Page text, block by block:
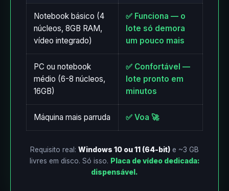
Notebook básico (4
núcleos, 8GB RAM,
vídeo integrado)
✅ Funciona — o
lote só demora
um pouco mais
PC ou notebook
médio (6-8 núcleos,
16GB)
✅ Confortável —
lote pronto em
minutos
Máquina mais parruda ✅ Voa 🚀
Requisito real: Windows 10 ou 11 (64-bit) e ~3 GB
livres em disco. Só isso. Placa de vídeo dedicada:
dispensável.